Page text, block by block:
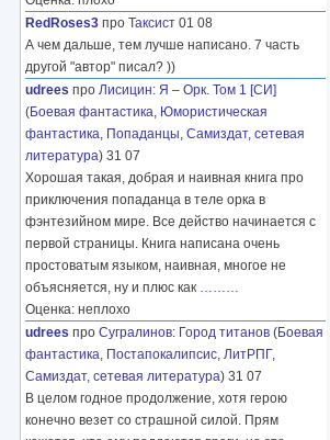
RedRoses3 про Таксист 01 08
А чем дальше, тем лучше написано. 7 часть
другой "автор" писал? ))
udrees про Лисицин: Я – Орк. Том 1 [СИ]
(Боевая фантастика, Юмористическая
фантастика, Попаданцы, Самиздат, сетевая
литература) 31 07
Хорошая такая, добрая и наивная книга про
приключения попаданца в теле орка в
фэнтезийном мире. Все действо начинается с
первой страницы. Книга написана очень
простоватым языком, наивная, многое не
объясняется, ну и плюс как ………
Оценка: неплохо
udrees про Сугралинов: Город титанов (Боевая
фантастика, Постапокалипсис, ЛитРПГ,
Самиздат, сетевая литература) 31 07
В целом годное продолжение, хотя герою
конечно везет со страшной силой. Прям